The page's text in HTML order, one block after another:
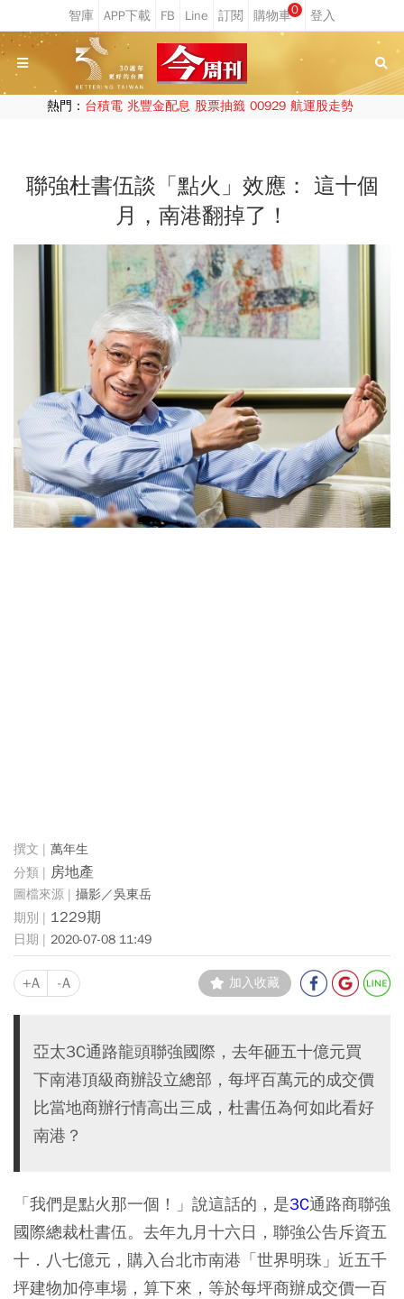
0
熱門： 台積電 兆豐金配息 股票抽籤 00929 航運股走勢
聯強杜書伍談「點火」效應： 這十個
月，南港翻掉了！
萬年生
房地產
攝影／吳東岳
1229期
2020-07-08 11:49
+A -A 加入收藏
亞太3C通路龍頭聯強國際，去年砸五十億元買
下南港頂級商辦設立總部，每坪百萬元的成交價
比當地商辦行情高出三成，杜書伍為何如此看好
南港？
「我們是點火那一個！」說這話的，是3C通路商聯強
國際總裁杜書伍。去年九月十六日，聯強公告斥資五
十．八七億元，購入台北市南港「世界明珠」近五千
坪建物加停車場，算下來，等於每坪商辦成交價一百